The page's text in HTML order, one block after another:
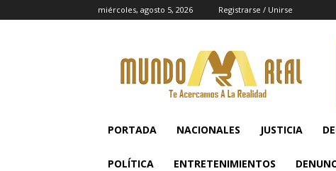
miércoles, agosto 5, 2026 Registrarse / Unirse
PORTADA NACIONALES JUSTICIA
POLÍTICA ENTRETENIMIENTOS